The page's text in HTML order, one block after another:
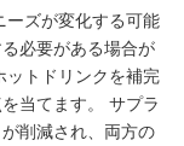
ーズが変化する可能
必要がある場合が
ットドリンクを補完
当てます。 サプラ
削減され、両方の